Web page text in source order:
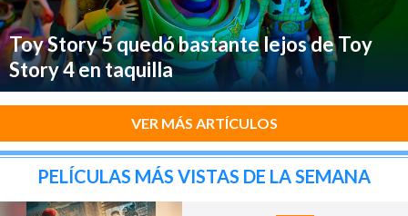
Toy Story 5 quedó bastante lejos de Toy
Story 4 en taquilla
VER MÁS ARTÍCULOS
PELÍCULAS MÁS VISTAS DE LA SEMANA